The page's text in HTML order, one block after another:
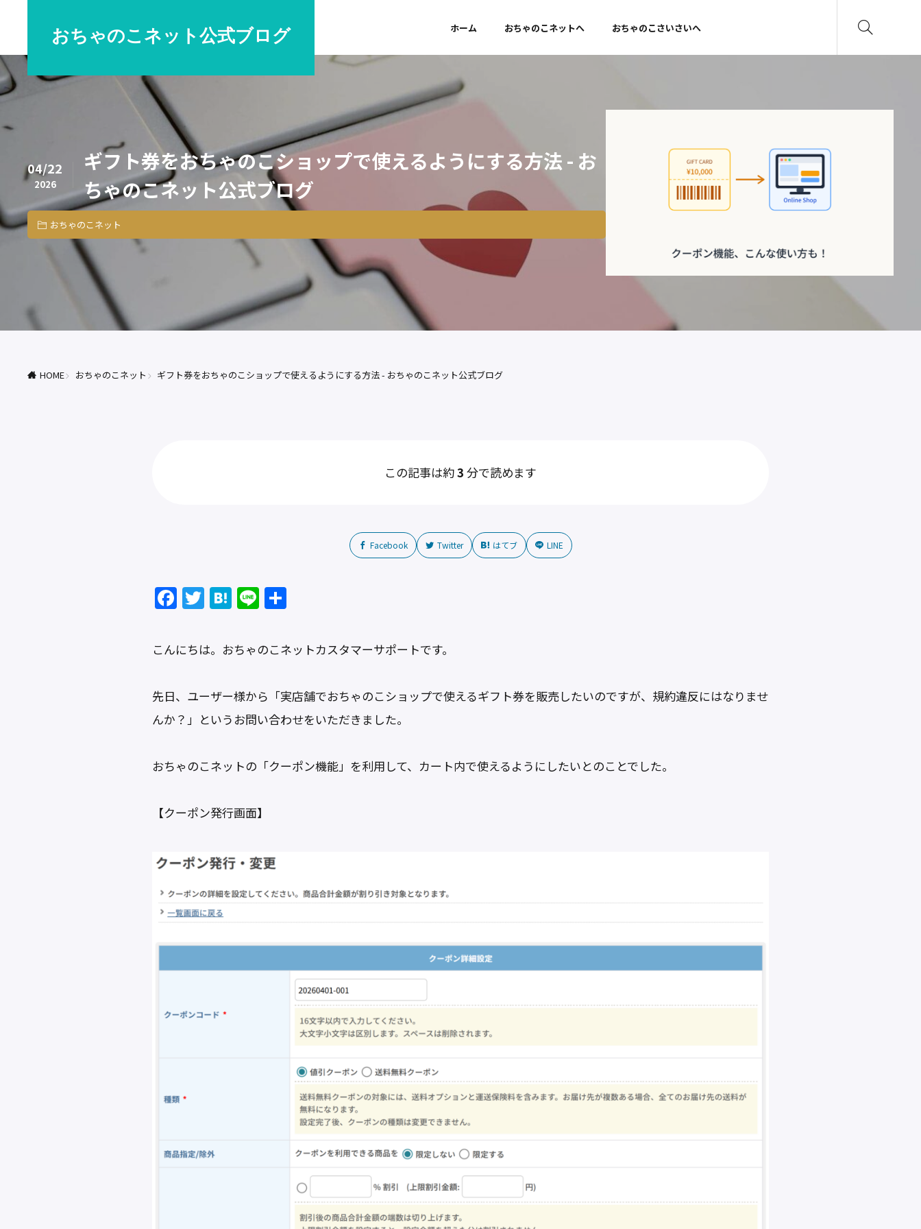
おちゃのこネット公式ブログ
ホーム おちゃのこネットへ おちゃのこさいさいへ
04/22
2026
ギフト券をおちゃのこショップで使えるようにする方法 - お
ちゃのこネット公式ブログ
おちゃのこネット
HOME おちゃのこネット ギフト券をおちゃのこショップで使えるようにする方法 - おちゃのこネット公式ブログ
この記事は約3 分で読めます
Facebook Twitter はてブ LINE
F
c
e
b
o
o
T
itt
er
H
e
n
a
Li
e
こんにちは。おちゃのこネットカスタマーサポートです。
先日、ユーザー様から「実店舗でおちゃのこショップで使えるギフト券を販売したいのですが、規約違反にはなりませ
んか？」というお問い合わせをいただきました。
おちゃのこネットの「クーポン機能」を利用して、カート内で使えるようにしたいとのことでした。
【クーポン発行画面】